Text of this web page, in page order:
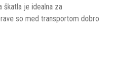
škatla je idealna za
so med transportom dobro